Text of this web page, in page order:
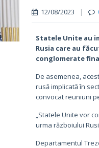
12/08/2023 |
Statele Unite au
Rusia care au
conglomerate
De asemenea,
rusă implicată în
convocat reuniuni
„Statele Unite vor
urma războiului
Departamentul